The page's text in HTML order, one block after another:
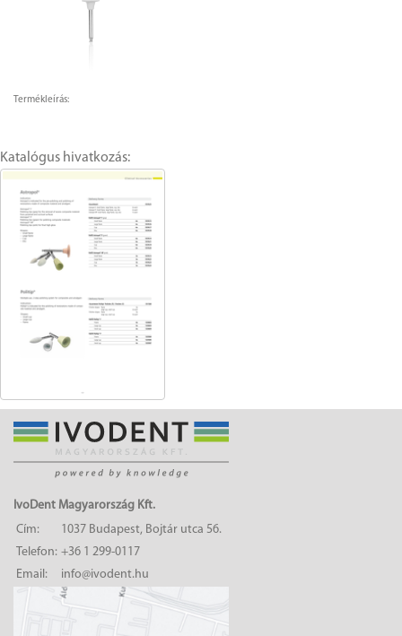
Termékleírás:
Katalógus hivatkozás:
IvoDent Magyarország Kft.
Cím:
1037 Budapest, Bojtár utca 56.
Telefon: +36 1 299-0117
Email:
info@ivodent.hu